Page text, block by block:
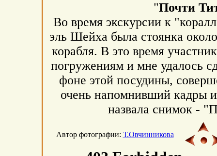
"Почти
Во время экскурсии к
эль Шейха была стоянка
корабля. В это время
погружениям и мне удалось
фоне этой посудины,
очень напомнивший кадры
назвала снимок -
Автор фотографии: Т.Овчинникова